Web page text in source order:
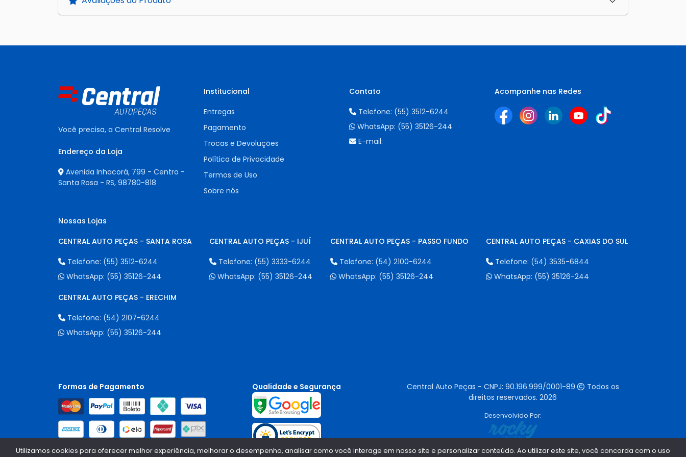
Você precisa, a Central Resolve
Endereço da Loja
Avenida Inhacorá, 799 - Centro -
Santa Rosa - RS, 98780-818
Institucional
Entregas
Pagamento
Trocas e Devoluções
Política de Privacidade
Termos de Uso
Sobre nós
Contato
Telefone: (55) 3512-6244
WhatsApp: (55) 35126-244
E-mail:
Acompanhe nas Redes
Nossas Lojas
CENTRAL AUTO PEÇAS - SANTA ROSA
Telefone: (55) 3512-6244
WhatsApp: (55) 35126-244
CENTRAL AUTO PEÇAS - IJUÍ
Telefone: (55) 3333-6244
WhatsApp: (55) 35126-244
CENTRAL AUTO PEÇAS - PASSO FUNDO
Telefone: (54) 2100-6244
WhatsApp: (55) 35126-244
CENTRAL AUTO PEÇAS - CAXIAS DO SUL
Telefone: (54) 3535-6844
WhatsApp: (55) 35126-244
CENTRAL AUTO PEÇAS - ERECHIM
Telefone: (54) 2107-6244
WhatsApp: (55) 35126-244
Formas de Pagamento Qualidade e Segurança Central Auto Peças - CNPJ: 90.196.999/0001-89
Todos os
direitos reservados. 2026
Desenvolvido Por:
Utilizamos cookies para oferecer melhor experiência, melhorar o desempenho, analisar como você interage em nosso site e personalizar conteúdo. Ao utilizar este site, você concorda com o uso